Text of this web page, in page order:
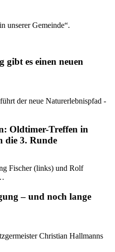
unserer Gemeinde“.
gibt es einen neuen
der neue Naturerlebnispfad -
Oldtimer-Treffen in
die 3. Runde
Fischer (links) und Rolf
– und noch lange
Christian Hallmanns